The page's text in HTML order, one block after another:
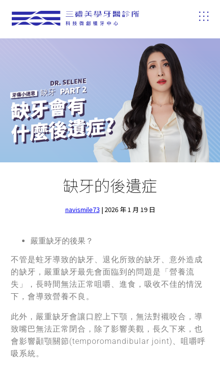
缺牙的後遺症
navismile73 | 2026 年 1 月 19 日
嚴重缺牙的後果？
不管是蛀牙導致的缺牙、退化所致的缺牙、意外造成
的缺牙，嚴重缺牙最先會面臨到的問題是「營養流
失」，長時間無法正常咀嚼、進食，吸收不佳的情況
下，會導致營養不良。
此外，嚴重缺牙會讓口腔上下顎，無法對襯咬合，導
致嘴巴無法正常閉合，除了影響美觀，長久下來，也
會影響顳顎關節(temporomandibular joint)、咀嚼呼
吸系統。